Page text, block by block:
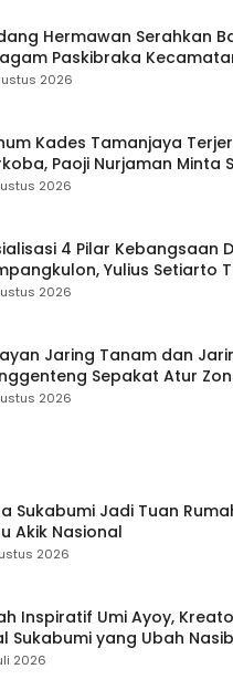
Hermawan Serahkan
Paskibraka
2026
Kades Tamanjaya
Paoji Nurjaman Minta
Kades Diperketat
2026
4 Pilar Kebangsaan
Yulius Setiarto
Persatuan
2026
Jaring Tanam dan
Sepakat Atur
2026
Sukabumi Jadi Tuan
Akik Nasional
2026
Inspiratif Umi Ayoy,
Sukabumi yang Ubah
2026